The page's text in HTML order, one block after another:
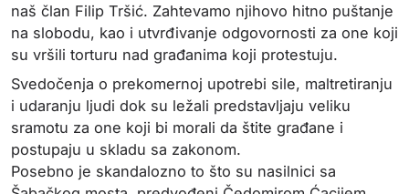
naš član Filip Tršić. Zahtevamo njihovo hitno puštanje
na slobodu, kao i utvrđivanje odgovornosti za one koji
su vršili torturu nad građanima koji protestuju.
Svedočenja o prekomernoj upotrebi sile, maltretiranju
i udaranju ljudi dok su ležali predstavljaju veliku
sramotu za one koji bi morali da štite građane i
postupaju u skladu sa zakonom.
Posebno je skandalozno to što su nasilnici sa